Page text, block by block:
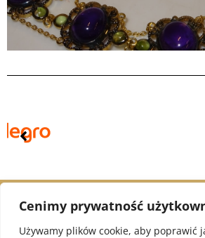
Cenimy prywatność
Używamy plików cookie, aby poprawić
© 2021 Alex